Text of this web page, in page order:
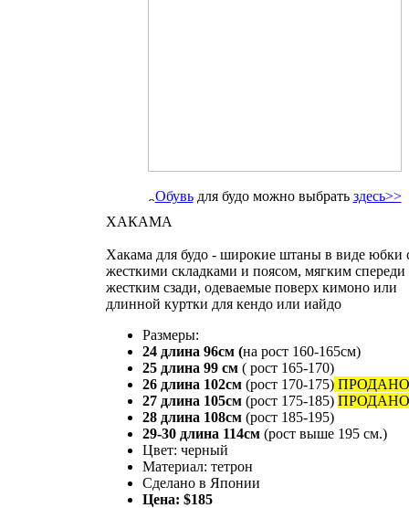
Обувьдля будо можно выбрать здесь>>
ХАКАМА
Xaкама для будо - широкие штаны в виде юбки
жесткими складками и поясом, мягким спереди
жестким сзади, одеваемые поверх кимоно или
длинной куртки для кендо или иайдо
Размеры:
24 длина 96см (на рост 160-165см)
25 длина 99 см( рост 165-170)
26 длина 102см(рост 170-175)ПРОДАНО
27 длина 105см(рост 175-185) ПРОДАНО
28 длина 108см(рост 185-195)
29-30 длина 114см(рост выше 195 см.)
Цвет: черный
Материал: тетрон
Сделано в Японии
Цена: $185